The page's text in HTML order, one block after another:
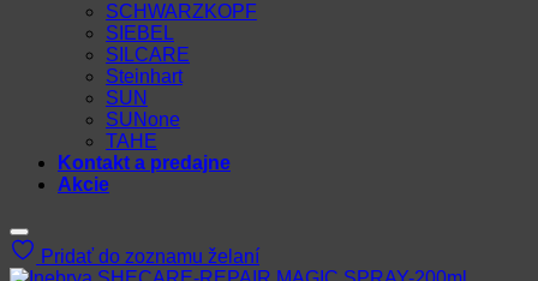
SCHWARZKOPF
SIEBEL
SILCARE
Steinhart
SUN
SUNone
TAHE
Kontakt a predajne
Akcie
Pridať do zoznamu želaní